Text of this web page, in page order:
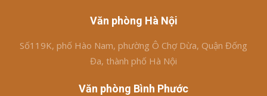
Văn phòng Hà Nội
Số119K, phố Hào Nam, phường Ô Chợ Dừa, Quận Đống
Đa, thành phố Hà Nội
Văn phòng Bình Phước